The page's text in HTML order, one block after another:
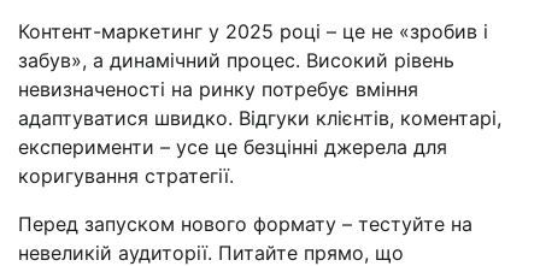
Контент-маркетинг у 2025 році – це не «зробив і
забув», а динамічний процес. Високий рівень
невизначеності на ринку потребує вміння
адаптуватися швидко. Відгуки клієнтів, коментарі,
експерименти – усе це безцінні джерела для
коригування стратегії.
Перед запуском нового формату – тестуйте на
невеликій аудиторії. Питайте прямо, що